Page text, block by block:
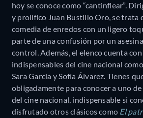
hoy se conoce como “cantinflear”.
y prolífico Juan Bustillo Oro, se trata
comedia de enredos con un ligero
parte de una confusión por un
control. Además, el elenco cuenta
indispensables del cine nacional
Sara García y Sofía Álvarez. Tienes
obligadamente para conocer a uno
del cine nacional, indispensable si
disfrutado otros clásicos como El